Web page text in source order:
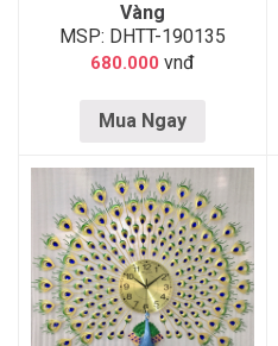
Vàng
MSP: DHTT-190135
680.000 vnđ
Mua Ngay